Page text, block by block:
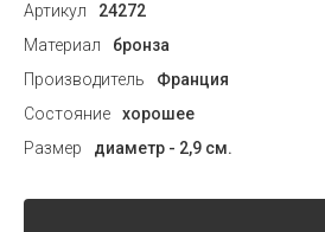
Артикул
24272
Материал
бронза
Производитель
Франция
Состояние
хорошее
Размер
диаметр - 2,9 см.